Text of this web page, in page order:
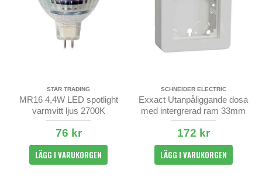
STAR TRADING
MR16 4,4W LED spotlight
varmvitt ljus 2700K
76 kr
LÄGG I VARUKORGEN
SCHNEIDER ELECTRIC
Exxact Utanpåliggande dosa
med intergrerad ram 33mm
172 kr
LÄGG I VARUKORGEN